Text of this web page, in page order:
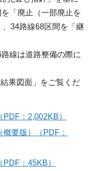
「廃止（一部廃止を
34路線68区間を「継
線は道路整備の際に
果図面」をご覧くだ
：2,002KB）
要版）（PDF：
：45KB）